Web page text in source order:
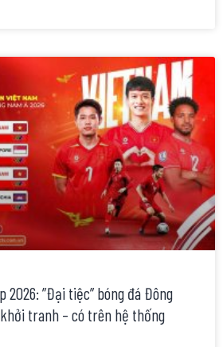
2026: ”Đại tiệc” bóng đá Đông
tranh – có trên hệ thống